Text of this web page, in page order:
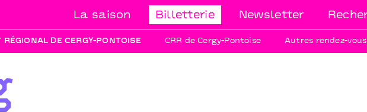
La saison Billetterie Newsletter
DE CERGY-PONTOISE CRR de Cergy-Pontoise Autres rendez-vous